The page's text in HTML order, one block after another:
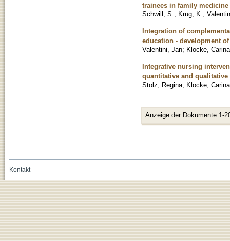
trainees in family medicine
Schwill, S. ; Krug, K. ;
Integration of
education - development
Valentini, Jan; Klocke, Carina
Integrative nursing
quantitative and
Stolz, Regina; Klocke, Carina
Anzeige der Dokumente 1-
Kontakt